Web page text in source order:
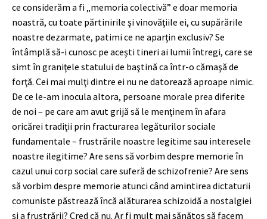
ce considerăm a fi „memoria colectivă” e doar memoria
noastră, cu toate părtinirile şi vinovăţiile ei, cu supărările
noastre dezarmate, patimi ce ne aparţin exclusiv? Se
întâmplă să-i cunosc pe aceşti tineri ai lumii întregi, care se
simt în graniţele statului de baştină ca într-o cămaşă de
forţă. Cei mai mulţi dintre ei nu ne datorează aproape nimic.
De ce le-am inocula altora, persoane morale prea diferite
de noi – pe care am avut grijă să le menţinem în afara
oricărei tradiţii prin fracturarea legăturilor sociale
fundamentale – frustrările noastre legitime sau interesele
noastre ilegitime? Are sens să vorbim despre memorie în
cazul unui corp social care suferă de schizofrenie? Are sens
să vorbim despre memorie atunci când amintirea dictaturii
comuniste păstrează încă alăturarea schizoidă a nostalgiei
şi a frustrării? Cred că nu. Ar fi mult mai sănătos să facem